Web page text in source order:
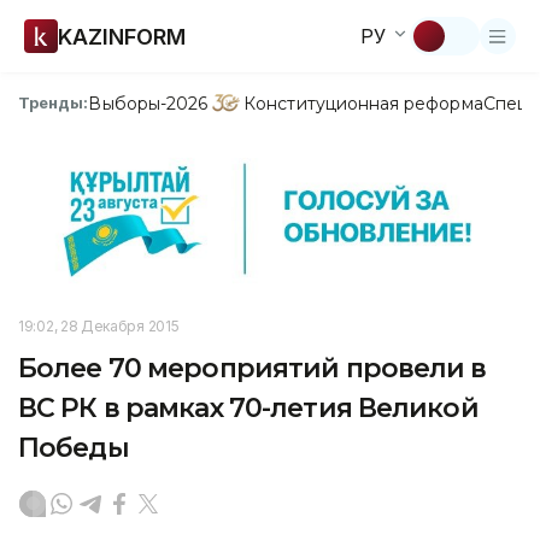
KAZINFORM РУ
Тренды:Выборы-2026 Конституционная реформа
19:02, 28 Декабря 2015
Более 70 мероприятий провели в
ВС РК в рамках 70-летия Великой
Победы